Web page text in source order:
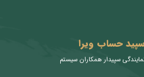
حساب ویرا
سپیدار همکاران سیستم